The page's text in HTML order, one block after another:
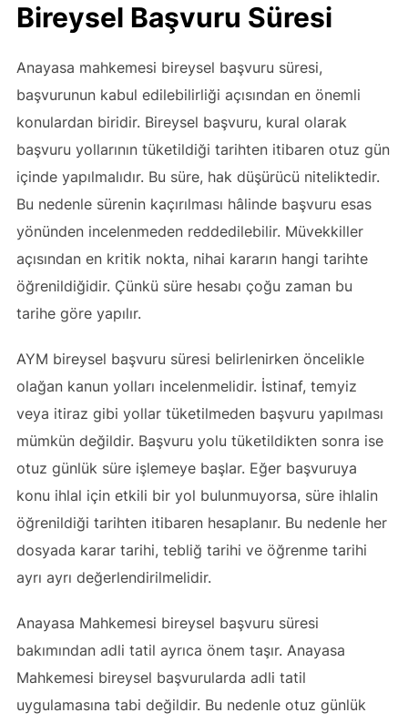
Bireysel Başvuru Süresi
Anayasa mahkemesi bireysel başvuru süresi,
başvurunun kabul edilebilirliği açısından en önemli
konulardan biridir. Bireysel başvuru, kural olarak
başvuru yollarının tüketildiği tarihten itibaren otuz gün
içinde yapılmalıdır. Bu süre, hak düşürücü niteliktedir.
Bu nedenle sürenin kaçırılması hâlinde başvuru esas
yönünden incelenmeden reddedilebilir. Müvekkiller
açısından en kritik nokta, nihai kararın hangi tarihte
öğrenildiğidir. Çünkü süre hesabı çoğu zaman bu
tarihe göre yapılır.
AYM bireysel başvuru süresi belirlenirken öncelikle
olağan kanun yolları incelenmelidir. İstinaf, temyiz
veya itiraz gibi yollar tüketilmeden başvuru yapılması
mümkün değildir. Başvuru yolu tüketildikten sonra ise
otuz günlük süre işlemeye başlar. Eğer başvuruya
konu ihlal için etkili bir yol bulunmuyorsa, süre ihlalin
öğrenildiği tarihten itibaren hesaplanır. Bu nedenle her
dosyada karar tarihi, tebliğ tarihi ve öğrenme tarihi
ayrı ayrı değerlendirilmelidir.
Anayasa Mahkemesi bireysel başvuru süresi
bakımından adli tatil ayrıca önem taşır. Anayasa
Mahkemesi bireysel başvurularda adli tatil
uygulamasına tabi değildir. Bu nedenle otuz günlük